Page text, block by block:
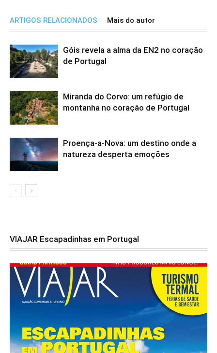
ARTIGOS RELACIONADOS Mais do autor
Góis revela a alma da EN2 no coração
de Portugal
Miranda do Corvo: um refúgio de
montanha no coração de Portugal
Proença-a-Nova: um destino onde a
natureza desperta emoções
VIAJAR Escapadinhas em Portugal